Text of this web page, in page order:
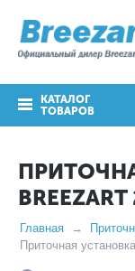
КАТАЛОГ
ТОВАРОВ
Главная
Приточная